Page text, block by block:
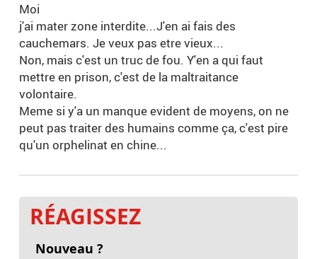
Moi
j'ai mater zone interdite...J'en ai fais des
cauchemars. Je veux pas etre vieux...
Non, mais c'est un truc de fou. Y'en a qui faut
mettre en prison, c'est de la maltraitance
volontaire.
Meme si y'a un manque evident de moyens, on ne
peut pas traiter des humains comme ça, c'est pire
qu'un orphelinat en chine...
RÉAGISSEZ
Nouveau ?